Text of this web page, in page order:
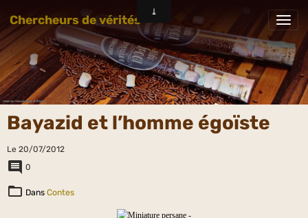
Chercheurs de vérités
Bayazid et l’homme égoïste
Le 20/07/2012
0
Dans Contes